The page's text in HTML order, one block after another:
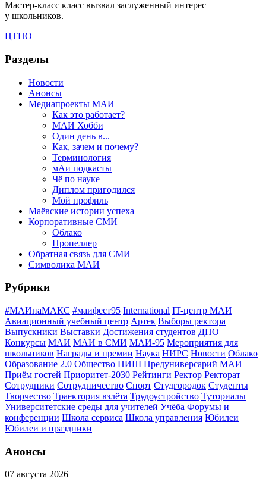
Мастер-класс класс вызвал заслуженный интерес
у школьников.
ЦТПО
Разделы
Новости
Анонсы
Медиапроекты МАИ
Как это работает?
МАИ Хобби
Один день в...
Как, зачем и почему?
Терминология
мАи подкасты
Чё по науке
Диплом пригодился
Мой профиль
Маёвские истории успеха
Корпоративные СМИ
Облако
Пропеллер
Обратная связь для СМИ
Символика МАИ
Рубрики
#МАИнаМАКС #маифест95 International IT-центр МАИ
Авиационный учебный центр Артек Выборы ректора
Выпускники Выставки Достижения студентов ДПО
Конкурсы МАИ МАИ в СМИ МАИ-95 Мероприятия для
школьников Награды и премии Наука НИРС Новости Облако
Образование 2.0 Общество ПИШ Предуниверсарий МАИ
Приём гостей Приоритет-2030 Рейтинги Ректор Ректорат
Сотрудники Сотрудничество Спорт Студгородок Студенты
Творчество Траектория взлёта Трудоустройство Туториалы
Университетские среды для учителей Учёба Форумы и
конференции Школа сервиса Школа управления Юбилеи
Юбилеи и праздники
Анонсы
07 августа 2026